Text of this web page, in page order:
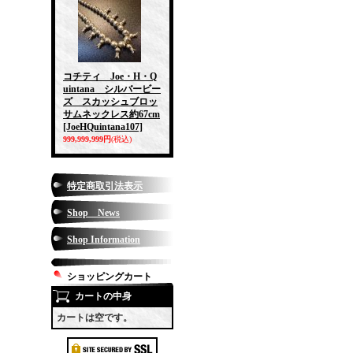
コチティ Joe・H・Q
uintana シルバービー
ズ スカッシュブロッ
サムネックレス約67cm
[JoeHQuintana107]
999,999,999円(税込)
特定商取引法表示
Shop News
Shop Information
ショッピングカート
カートの中身
カートは空です。